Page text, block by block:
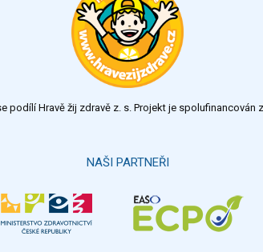
podílí Hravě žij zdravě z. s. Projekt je spolufinancován
NAŠI PARTNEŘI